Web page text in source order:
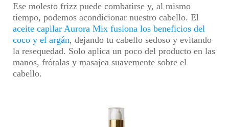
Ese molesto frizz puede combatirse y, al mismo
tiempo, podemos acondicionar nuestro cabello. El
aceite capilar Aurora Mix fusiona los beneficios del
coco y el argán, dejando tu cabello sedoso y evitando
la resequedad. Solo aplica un poco del producto en las
manos, frótalas y masajea suavemente sobre el
cabello.